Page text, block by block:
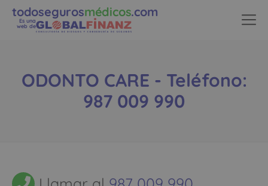
todosegurosmédicos.com
Es una
web de
ODONTO CARE - Teléfono:
987 009 990